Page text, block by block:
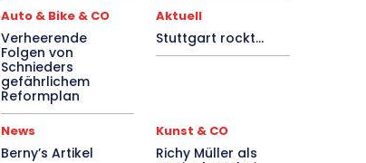
Auto & Bike & CO
Verheerende
Folgen von
Schnieders
gefährlichem
Reformplan
Aktuell
Stuttgart rockt…
News
Berny’s Artikel
Kunst & CO
Richy Müller als